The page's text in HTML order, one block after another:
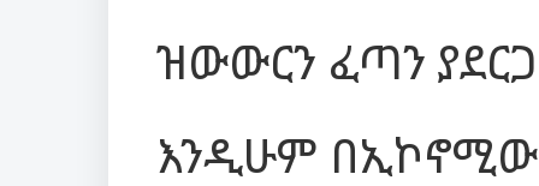
ዝውውርን ፈጣን
እንዲሁም